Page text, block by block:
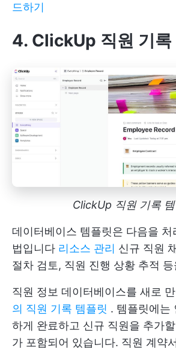
드하기
4. ClickUp 직원 기록
ClickUp 직원 기록
데이터베이스 템플릿은 다음을
법입니다 리소스 관리 신규 직원
절차 검토, 직원 진행 상황 추적
직원 정보 데이터베이스를 새로
의 직원 기록 템플릿 . 템플릿에는
하게 완료하고 신규 직원을 추가
가 포함되어 있습니다. 직원 계약